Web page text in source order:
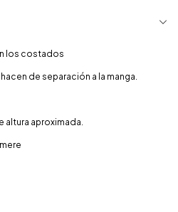
los costados
de separación a la manga.
altura aproximada.